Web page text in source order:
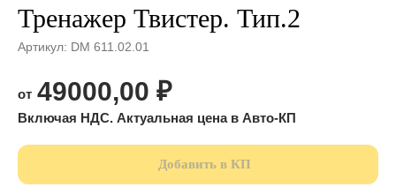
Тренажер Твистер. Тип.2
Артикул: DM 611.02.01
49000,00 ₽
Добавить в КП